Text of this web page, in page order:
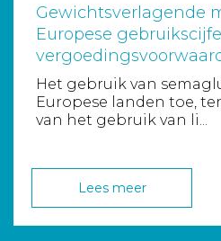
Gewichtsverlagende
Europese
Het gebruik van
Europese landen toe,
van het gebruik van li...
Lees meer